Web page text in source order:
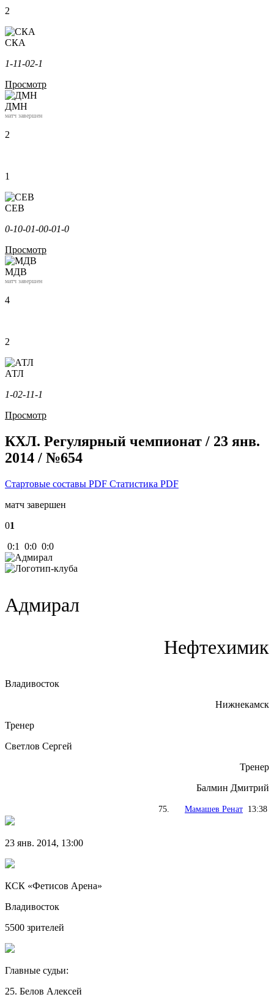
2
СКА
1-11-02-1
Просмотр
ДМН
матч завершен
2
1
СЕВ
0-10-01-00-01-0
Просмотр
МДВ
матч завершен
4
2
АТЛ
1-02-11-1
Просмотр
КХЛ. Регулярный чемпионат / 23 янв.
2014 / №654
Стартовые составы PDF Статистика PDF
матч завершен
01
0:1 0:0 0:0
Адмирал
Нефтехимик
Владивосток
Нижнекамск
Тренер
Светлов Сергей
Тренер
Балмин Дмитрий
75. Мамашев Ренат 13:38
23 янв. 2014, 13:00
КСК «Фетисов Арена»
Владивосток
5500 зрителей
Главные судьи:
25. Белов Алексей